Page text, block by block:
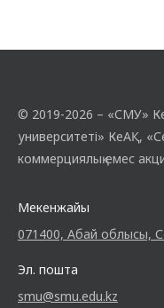
© 2019-2026 – «СМУ»
университеті» КеАҚ,
коммерциялық емес
Мекенжайы
071400, Абай облысы,
Эл. пошта
smu@smu.edu.kz